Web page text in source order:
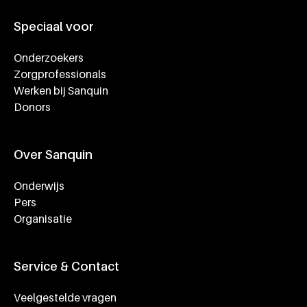
Speciaal voor
Onderzoekers
Zorgprofessionals
Werken bij Sanquin
Donors
Over Sanquin
Onderwijs
Pers
Organisatie
Service & Contact
Veelgestelde vragen